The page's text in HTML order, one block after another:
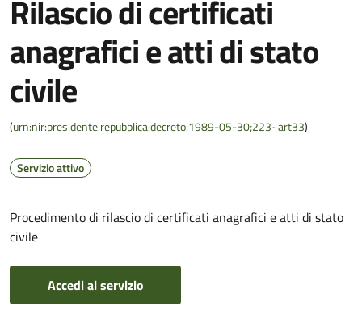
Rilascio di certificati
anagrafici e atti di stato
civile
(urn:nir:presidente.repubblica:decreto:1989-05-30;223~art33)
Servizio attivo
Procedimento di rilascio di certificati anagrafici e atti di stato
civile
Accedi al servizio